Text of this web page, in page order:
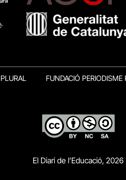
FUNDACIÓ PERIODISME
El Diari de l’Educació, 2026